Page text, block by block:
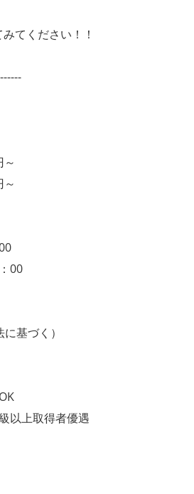
てください！！
～
～
00
基づく）
以上取得者優遇